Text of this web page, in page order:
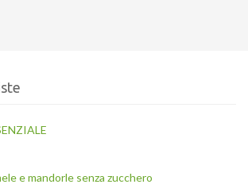
e mandorle senza zucchero